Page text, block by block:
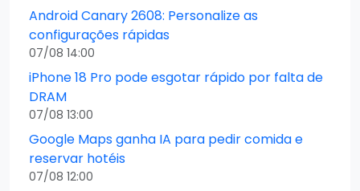
Android Canary 2608: Personalize as
configurações rápidas
07/08 14:00
iPhone 18 Pro pode esgotar rápido por falta de
DRAM
07/08 13:00
Google Maps ganha IA para pedir comida e
reservar hotéis
07/08 12:00